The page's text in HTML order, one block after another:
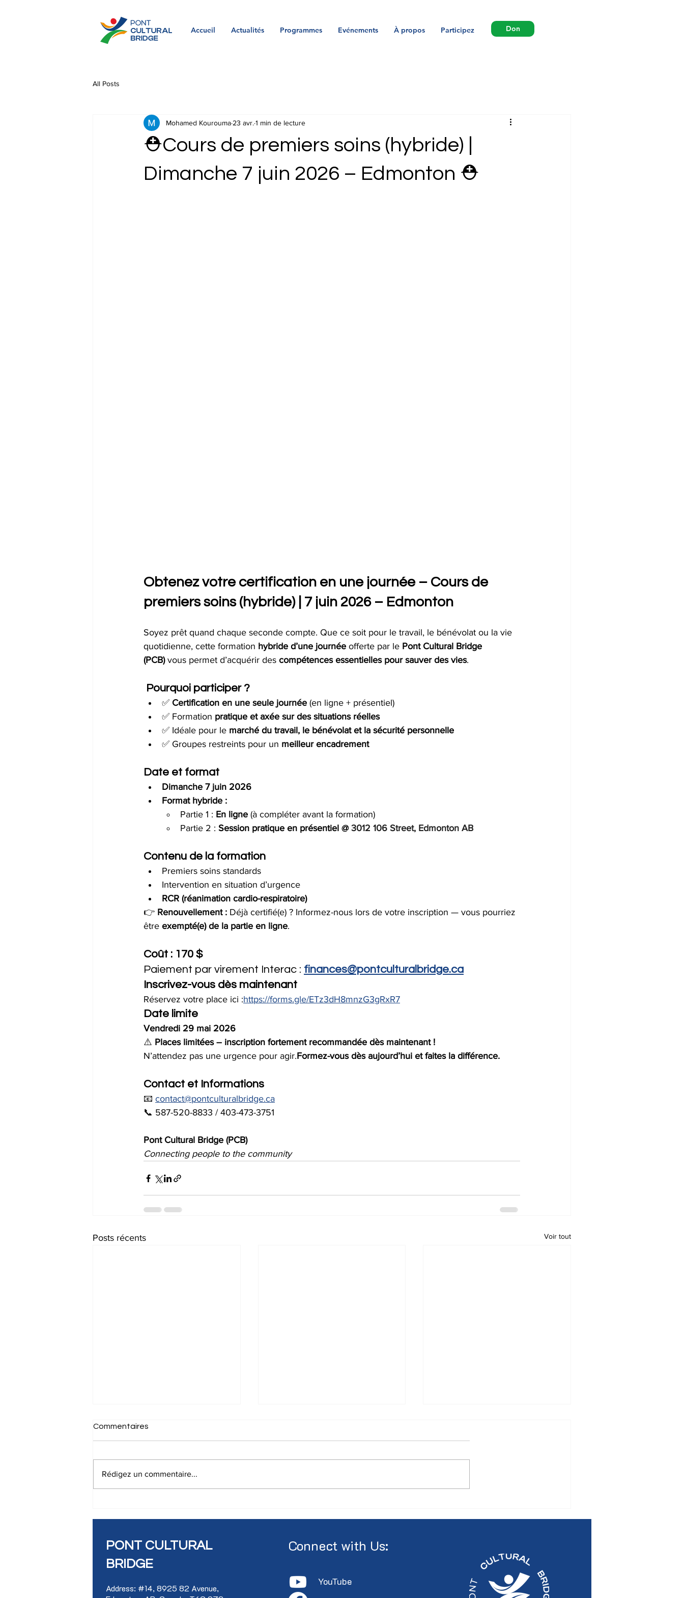
Accueil Actualités Programmes Evénements À propos Participez Don
All Posts
⛑️Cours de premiers soins (hybride) |
Dimanche 7 juin 2026 – Edmonton ⛑️
Mohamed Kourouma 23 avr. 1 min de lecture
Obtenez votre certification en une journée – Cours de
premiers soins (hybride) | 7 juin 2026 – Edmonton
Soyez prêt quand chaque seconde compte. Que ce soit pour le travail, le bénévolat ou la vie
quotidienne, cette formation hybride d’une journée offerte par le Pont Cultural Bridge
(PCB) vous permet d’acquérir des compétences essentielles pour sauver des vies.
Pourquoi participer ?
✅ Certification en une seule journée (en ligne + présentiel)
✅ Formation pratique et axée sur des situations réelles
✅ Idéale pour le marché du travail, le bénévolat et la sécurité personnelle
✅ Groupes restreints pour un meilleur encadrement
Date et format
Dimanche 7 juin 2026
Format hybride :
Partie 1 : En ligne (à compléter avant la formation)
Partie 2 : Session pratique en présentiel @ 3012 106 Street, Edmonton AB
Contenu de la formation
Premiers soins standards
Intervention en situation d’urgence
RCR (réanimation cardio-respiratoire)
👉 Renouvellement : Déjà certifié(e) ? Informez-nous lors de votre inscription — vous pourriez
être exempté(e) de la partie en ligne.
Coût : 170 $
Paiement par virement Interac : finances@pontculturalbridge.ca
Inscrivez-vous dès maintenant
Réservez votre place ici :https://forms.gle/ETz3dH8mnzG3gRxR7
Date limite
Vendredi 29 mai 2026
⚠️ Places limitées – inscription fortement recommandée dès maintenant !
N’attendez pas une urgence pour agir.Formez-vous dès aujourd’hui et faites la différence.
Contact et Informations
📧 contact@pontculturalbridge.ca
📞 587-520-8833 / 403-473-3751
Pont Cultural Bridge (PCB)
Connecting people to the community
Posts récents Voir tout
Commentaires
Rédigez un commentaire...
PONT CULTURAL
BRIDGE
Address: #14, 8925 82 Avenue,
Connect with Us:
YouTube